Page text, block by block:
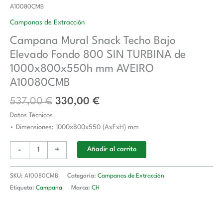
A10080CMB
Campanas de Extracción
Campana Mural Snack Techo Bajo
Elevado Fondo 800 SIN TURBINA de
1000x800x550h mm AVEIRO
A10080CMB
537,00€
era:
330,00 €
Datos Técnicos
• Dimensiones: 1000x800x550 (AxFxH) mm
-
Snack
Techo
Elevado
Fondo
800
SIN
de
1000x800x550h
mm
A10080CMB
+ Añadir al carrito
SKU: A10080CMB Categoría: Campanas de Extracción
Etiqueta: Campana Marca: CH